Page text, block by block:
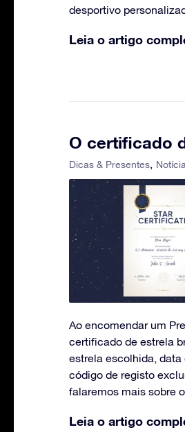
desportivo
Leia o artigo
O certificado
Dicas & Presentes
Ao encomendar um
certificado de estrela
estrela escolhida,
código de registo
falaremos mais sobre
Leia o artigo